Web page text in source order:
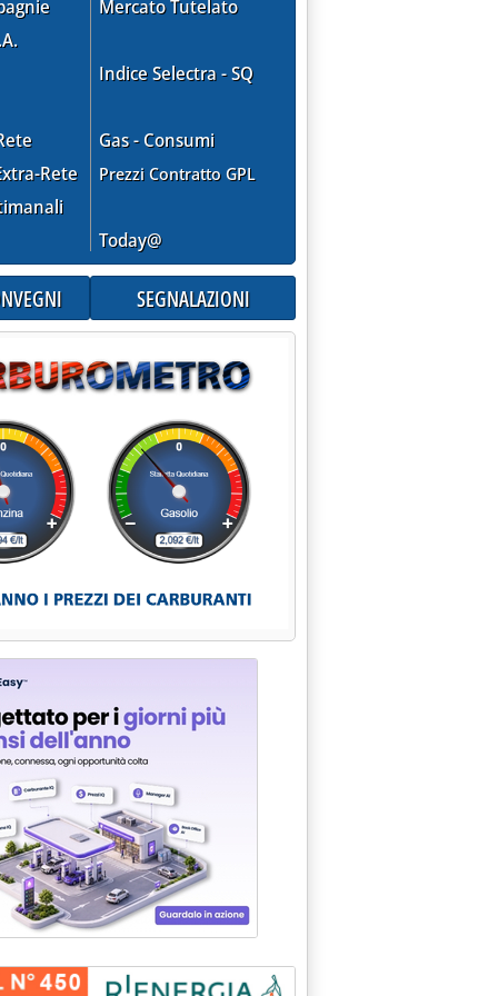
Rete
Mercato Tutelato
Indice Selectra - SQ
Gas - Consumi
Prezzi Contratto GPL
Today@
SEGNALAZIONI